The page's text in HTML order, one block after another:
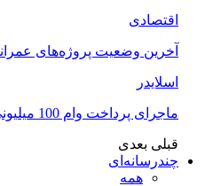
اقتصادی
آخرین وضعیت پروژه‌های
اسلایدر
ماجرای پرداخت وام 100 میلیونی برای نوسازی تجهیزات کشاورزان لرستانی چیست؟
قبلی بعدی
چندرسانه‌ای
همه